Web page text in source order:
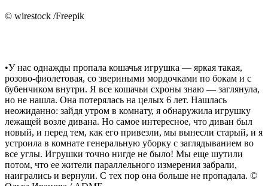
© wirestock /Freepik
•У нас однажды пропала кошачья игрушка — яркая такая,
розово-фиолетовая, со звериными мордочками по бокам и с
бубенчиком внутри. Я все кошачьи схроны знаю — заглянула,
но не нашла. Она потерялась на целых 6 лет. Нашлась
неожиданно: зайдя утром в комнату, я обнаружила игрушку
лежащей возле дивана. Но самое интересное, что диван был
новый, и перед тем, как его привезли, мы вынесли старый, и я
устроила в комнате генеральную уборку с заглядыванием во
все углы. Игрушки точно нигде не было! Мы еще шутили
потом, что ее жители параллельного измерения забрали,
наигрались и вернули. С тех пор она больше не пропадала. ©